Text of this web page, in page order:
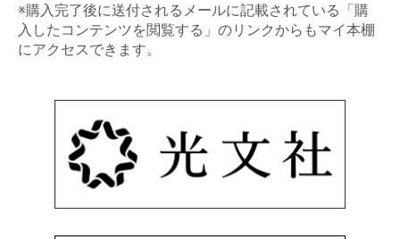
※購入完了後に送付されるメールに記載されている「購
入したコンテンツを閲覧する」のリンクからもマイ本棚
にアクセスできます。